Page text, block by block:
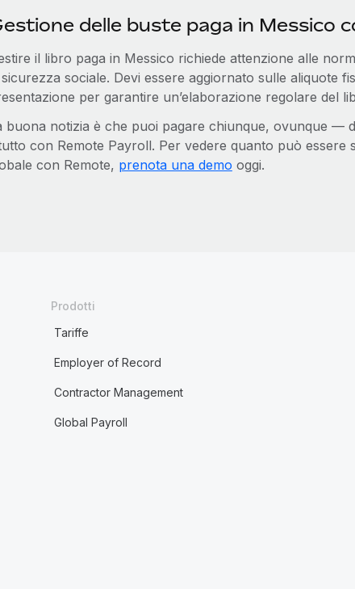
delle buste paga in Messico
il libro paga in Messico richiede attenzione alle
sociale. Devi essere aggiornato sulle aliquote
per garantire un’elaborazione regolare del
buona notizia è che puoi pagare chiunque, ovunque —
con Remote Payroll. Per vedere quanto può essere
con Remote, prenota una demo oggi.
Prodotti
Tariffe
Employer of Record
Contractor Management
Global Payroll